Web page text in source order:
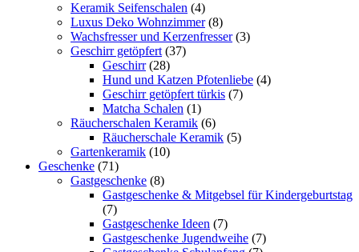
Keramik Seifenschalen (4)
Luxus Deko Wohnzimmer (8)
Wachsfresser und Kerzenfresser (3)
Geschirr getöpfert (37)
Geschirr (28)
Hund und Katzen Pfotenliebe (4)
Geschirr getöpfert türkis (7)
Matcha Schalen (1)
Räucherschalen Keramik (6)
Räucherschale Keramik (5)
Gartenkeramik (10)
Geschenke (71)
Gastgeschenke (8)
Gastgeschenke & Mitgebsel für Kindergeburtstag
(7)
Gastgeschenke Ideen (7)
Gastgeschenke Jugendweihe (7)